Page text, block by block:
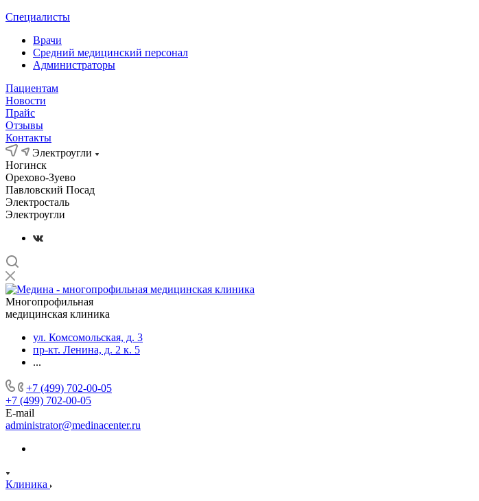
Специалисты
Врачи
Средний медицинский персонал
Администраторы
Пациентам
Новости
Прайс
Отзывы
Контакты
Электроугли
Ногинск
Орехово-Зуево
Павловский Посад
Электросталь
Электроугли
Многопрофильная
медицинская клиника
ул. Комсомольская, д. 3
пр-кт. Ленина, д. 2 к. 5
...
+7 (499) 702-00-05
+7 (499) 702-00-05
E-mail
administrator@medinacenter.ru
Клиника